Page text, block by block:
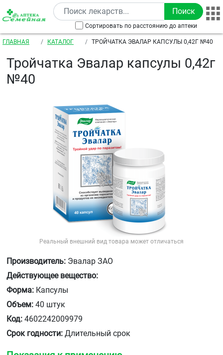
Перейти к основному содержанию
Сортировать по расстоянию до аптеки
Строка навигации
ГЛАВНАЯ КАТАЛОГ ТРОЙЧАТКА ЭВАЛАР КАПСУЛЫ 0,42Г №40
Тройчатка Эвалар капсулы 0,42г
№40
Реальный внешний вид товара может отличаться
Производитель: Эвалар ЗАО
Действующее вещество:
Форма: Капсулы
Объем: 40 штук
Код: 4602242009979
Срок годности: Длительный срок